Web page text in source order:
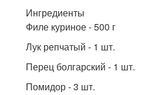
Ингредиенты
Филе куриное - 500 г
Лук репчатый - 1 шт.
Перец болгарский - 1 шт.
Помидор - 3 шт.